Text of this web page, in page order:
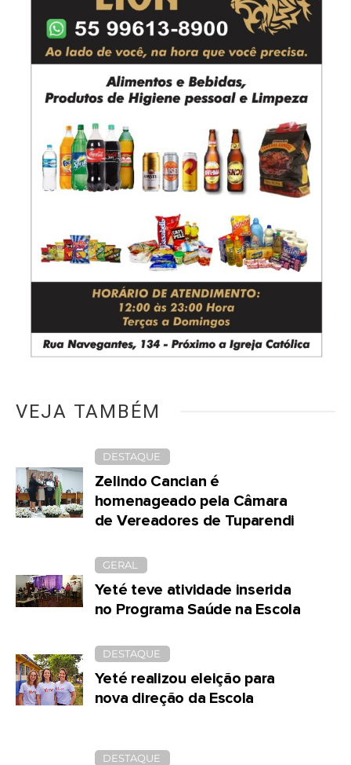
VEJA TAMBÉM
DESTAQUE
Zelindo Cancian é
homenageado pela Câmara
de Vereadores de Tuparendi
GERAL
Yeté teve atividade inserida
no Programa Saúde na Escola
DESTAQUE
Yeté realizou eleição para
nova direção da Escola
DESTAQUE